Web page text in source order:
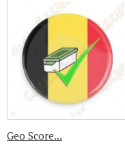
Geo Score...